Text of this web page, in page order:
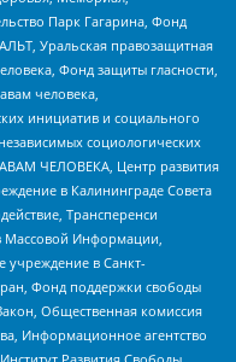
Парк Гагарина, Фонд
Уральская правозащитная
Фонд защиты гласности,
человека,
инициатив и социального
социологических
ЧЕЛОВЕКА, Центр развития
в Калининграде Совета
Трансперенси
Массовой Информации,
учреждение в Санкт-
Фонд поддержки свободы
Общественная комиссия
Информационное агентство